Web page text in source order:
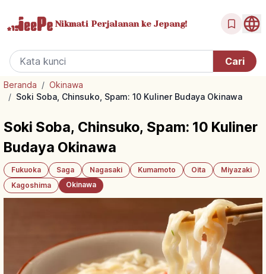
Nikmati Perjalanan ke Jepang!
Beranda / Okinawa
/ Soki Soba, Chinsuko, Spam: 10 Kuliner Budaya Okinawa
Soki Soba, Chinsuko, Spam: 10 Kuliner
Budaya Okinawa
Fukuoka Saga Nagasaki Kumamoto Oita
Miyazaki
Kagoshima
Okinawa